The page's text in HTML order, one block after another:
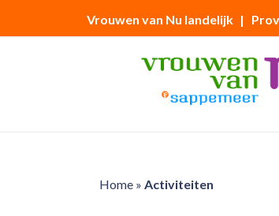
Vrouwen van Nu landelijk |
Home» Activiteiten